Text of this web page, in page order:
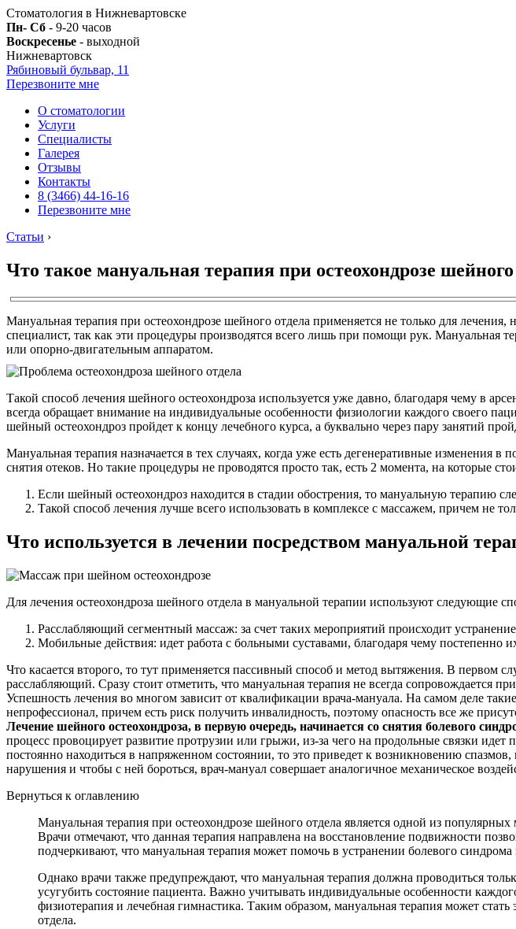
Стоматология в Нижневартовске
Пн- Сб - 9-20 часов
Воскресенье - выходной
Нижневартовск
Рябиновый бульвар, 11
Перезвоните мне
О стоматологии
Услуги
Специалисты
Галерея
Отзывы
Контакты
8 (3466) 44-16-16
Перезвоните мне
Статьи ›
Что такое мануальная терапия при остеохондрозе шейного
Мануальная терапия при остеохондрозе шейного отдела применяется не только для
специалист, так как эти процедуры производятся всего лишь при помощи рук. Мануальная
или опорно-двигательным аппаратом.
Такой способ лечения шейного остеохондроза используется уже давно, благодаря чему в
всегда обращает внимание на индивидуальные особенности физиологии каждого своего
шейный остеохондроз пройдет к концу лечебного курса, а буквально через пару занятий
Мануальная терапия назначается в тех случаях, когда уже есть дегенеративные
снятия отеков. Но такие процедуры не проводятся просто так, есть 2 момента, на которые
Если шейный остеохондроз находится в стадии обострения, то мануальную терапию
Такой способ лечения лучше всего использовать в комплексе с массажем, причем не
Что используется в лечении посредством мануальной
Для лечения остеохондроза шейного отдела в мануальной терапии используют следующие
Расслабляющий сегментный массаж: за счет таких мероприятий происходит
Мобильные действия: идет работа с больными суставами, благодаря чему постепенно
Что касается второго, то тут применяется пассивный способ и метод вытяжения. В первом
расслабляющий. Сразу стоит отметить, что мануальная терапия не всегда сопровождается
Успешность лечения во многом зависит от квалификации врача-мануала. На самом деле
непрофессионал, причем есть риск получить инвалидность, поэтому опасность все же
Лечение шейного остеохондроза, в первую очередь, начинается со снятия болевого
процесс провоцирует развитие протрузии или грыжи, из-за чего на продольные связки
постоянно находиться в напряженном состоянии, то это приведет к возникновению
нарушения и чтобы с ней бороться, врач-мануал совершает аналогичное механическое
Вернуться к оглавлению
Мануальная терапия при остеохондрозе шейного отдела является одной из
Врачи отмечают, что данная терапия направлена на восстановление подвижности
подчеркивают, что мануальная терапия может помочь в устранении болевого
Однако врачи также предупреждают, что мануальная терапия должна проводиться
усугубить состояние пациента. Важно учитывать индивидуальные особенности
физиотерапия и лечебная гимнастика. Таким образом, мануальная терапия может
отдела.